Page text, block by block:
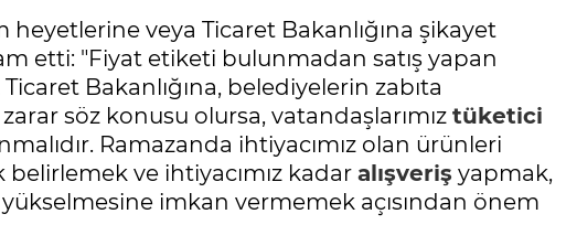
heyetlerine veya Ticaret Bakanlığına şikayet
etti: "Fiyat etiketi bulunmadan satış yapan
Bakanlığına, belediyelerin zabıta
söz konusu olursa, vatandaşlarımız tüketici
Ramazanda ihtiyacımız olan ürünleri
belirlemek ve ihtiyacımız kadar alışveriş yapmak,
imkan vermemek açısından önem